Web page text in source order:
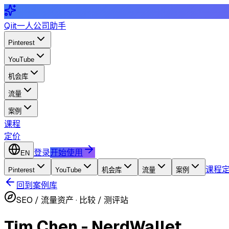
Qiit一人公司助手
Pinterest
YouTube
机会库
流量
案例
课程
定价
EN 登录开始使用
Pinterest YouTube 机会库 流量 案例 课程
回到案例库
SEO / 流量资产 · 比较 / 测评站